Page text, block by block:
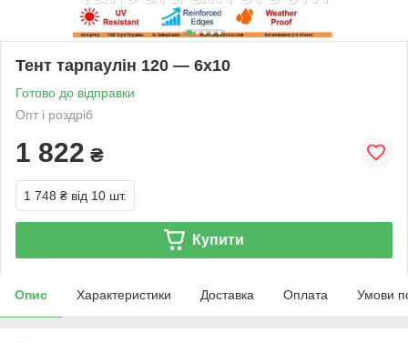
Тент тарпаулін 120 — 6х10
Готово до відправки
Опт і роздріб
1 822 ₴
1 748 ₴ від 10 шт.
Купити
Опис Характеристики Доставка Оплата Умови